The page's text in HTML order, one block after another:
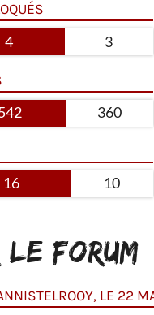
4 3
360
16 10
LE FORUM
LE 22